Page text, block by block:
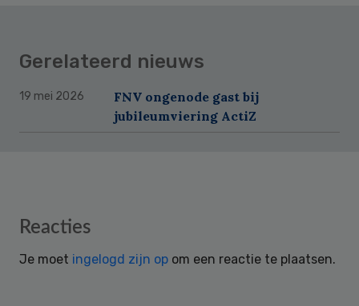
Gerelateerd nieuws
19 mei 2026
FNV ongenode gast bij
jubileumviering ActiZ
Reader
Reacties
Je moet ingelogd zijn op om een reactie te plaatsen.